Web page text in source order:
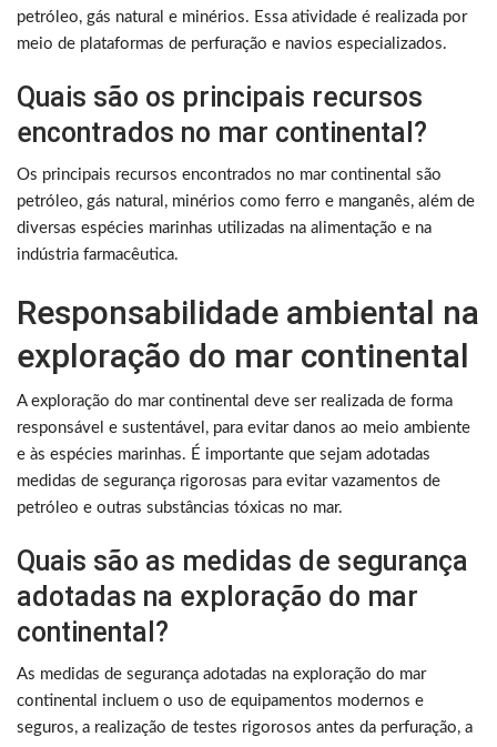
petróleo, gás natural e minérios. Essa atividade é realizada por
meio de plataformas de perfuração e navios especializados.
Quais são os principais recursos
encontrados no mar continental?
Os principais recursos encontrados no mar continental são
petróleo, gás natural, minérios como ferro e manganês, além de
diversas espécies marinhas utilizadas na alimentação e na
indústria farmacêutica.
Responsabilidade ambiental na
exploração do mar continental
A exploração do mar continental deve ser realizada de forma
responsável e sustentável, para evitar danos ao meio ambiente
e às espécies marinhas. É importante que sejam adotadas
medidas de segurança rigorosas para evitar vazamentos de
petróleo e outras substâncias tóxicas no mar.
Quais são as medidas de segurança
adotadas na exploração do mar
continental?
As medidas de segurança adotadas na exploração do mar
continental incluem o uso de equipamentos modernos e
seguros, a realização de testes rigorosos antes da perfuração, a